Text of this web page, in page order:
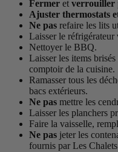
Fermer et verrouiller
Ajuster thermostats
Ne pas refaire les lits
Laisser le réfrigérateur
Nettoyer le BBQ.
Laisser les items
comptoir de la cuisine.
Ramasser tous les
bacs extérieurs.
Ne pas mettre les
Laisser les planchers
Faire la vaisselle,
Ne pas jeter les
fournis par Les